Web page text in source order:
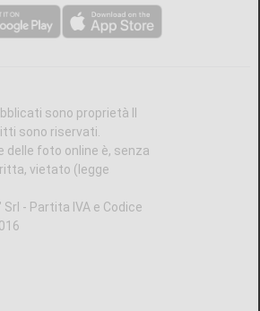
sono proprietà Il
sono riservati.
delle foto online è, senza
vietato (legge
Srl - Partita IVA e Codice